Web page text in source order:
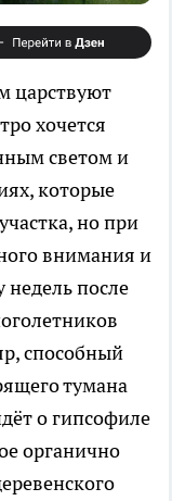
царствуют
хочется
светом и
которые
но при
внимания и
недель после
способный
тумана
о гипсофиле
органично